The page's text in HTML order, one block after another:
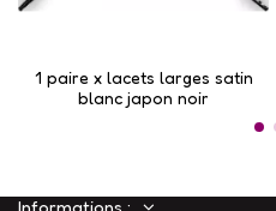
1 paire x lacets larges satin
blanc japon noir